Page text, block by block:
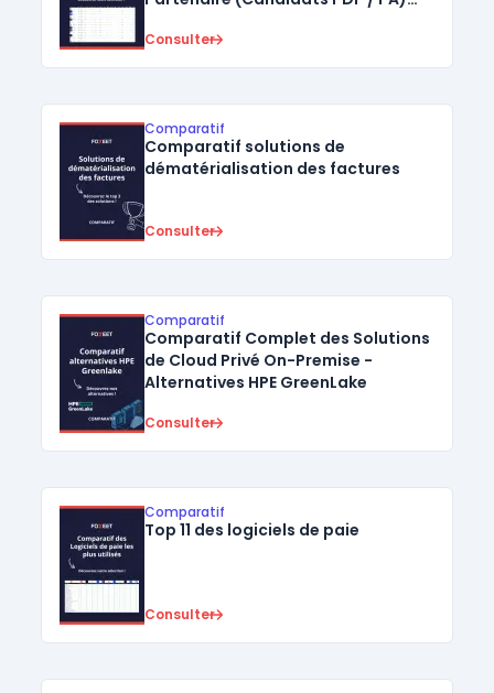
Consulter
Comparatif
Comparatif solutions de
dématérialisation des factures
Consulter
Comparatif
Comparatif Complet des Solutions
de Cloud Privé On-Premise -
Alternatives HPE GreenLake
Consulter
Comparatif
Top 11 des logiciels de paie
Consulter